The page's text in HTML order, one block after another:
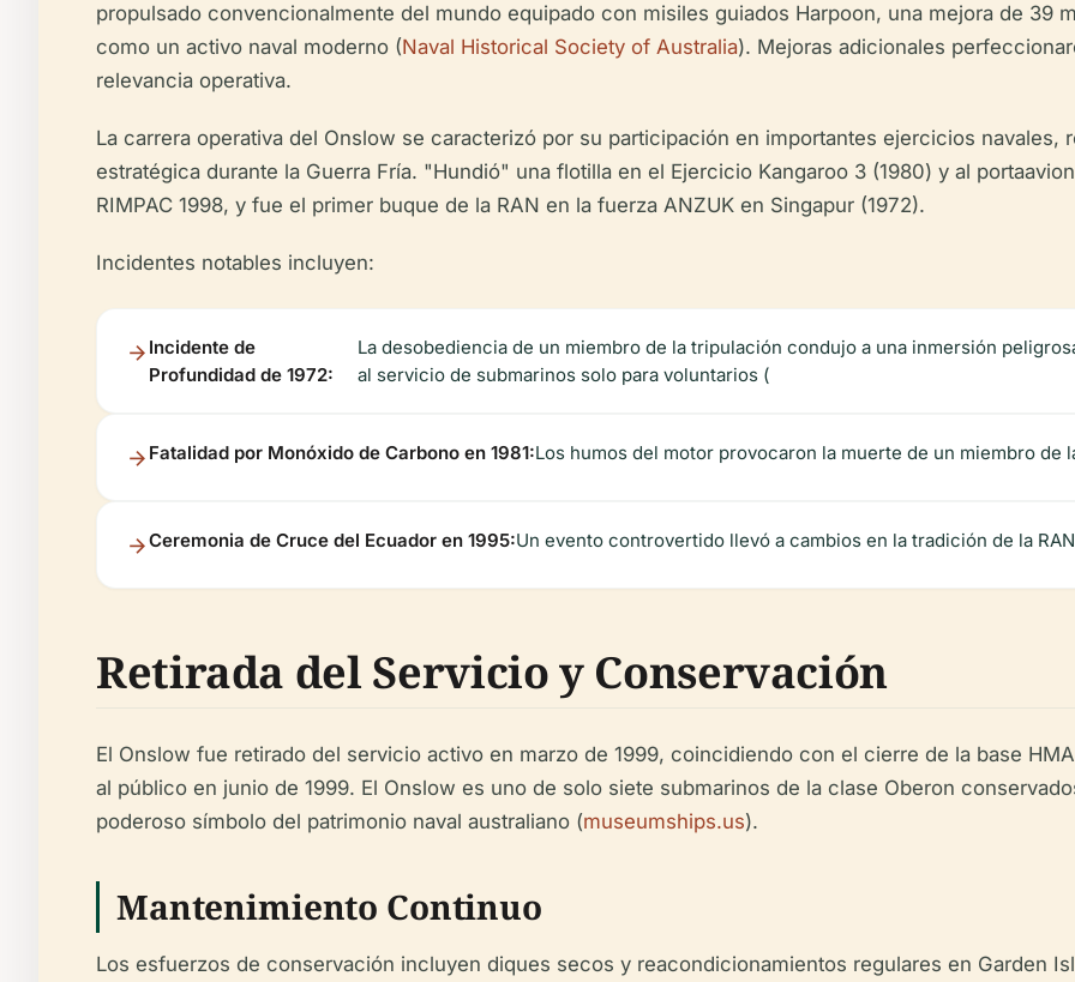
propulsado convencionalmente del mundo equipado con misiles guiados Harpoon, una mejora de 39
como un activo naval moderno (Naval Historical Society of Australia). Mejoras adicionales
relevancia operativa.
La carrera operativa del Onslow se caracterizó por su participación en importantes ejercicios navales,
estratégica durante la Guerra Fría. "Hundió" una flotilla en el Ejercicio Kangaroo 3 (1980) y al
RIMPAC 1998, y fue el primer buque de la RAN en la fuerza ANZUK en Singapur (1972).
Incidentes notables incluyen:
Incidente de
Profundidad de 1972:
La desobediencia de un miembro de la tripulación condujo a una inmersión
al servicio de submarinos solo para voluntarios (
Fatalidad por Monóxido de Carbono en 1981:Los humos del motor provocaron la muerte de un miembro
Ceremonia de Cruce del Ecuador en 1995:Un evento controvertido llevó a cambios en la tradición de la
Retirada del Servicio y Conservación
El Onslow fue retirado del servicio activo en marzo de 1999, coincidiendo con el cierre de la base
al público en junio de 1999. El Onslow es uno de solo siete submarinos de la clase Oberon
poderoso símbolo del patrimonio naval australiano (museumships.us).
Mantenimiento Continuo
Los esfuerzos de conservación incluyen diques secos y reacondicionamientos regulares en Garden